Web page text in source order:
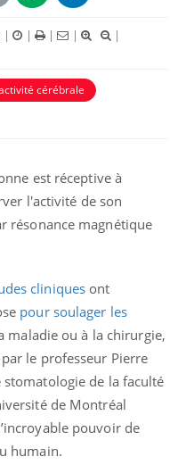
| | | |
|
cérébrale
est réceptive à
l'activité de son
résonance magnétique
cliniques ont
pour soulager les
maladie ou à la chirurgie,
le professeur Pierre
de la faculté
de Montréal
pouvoir de
humain.